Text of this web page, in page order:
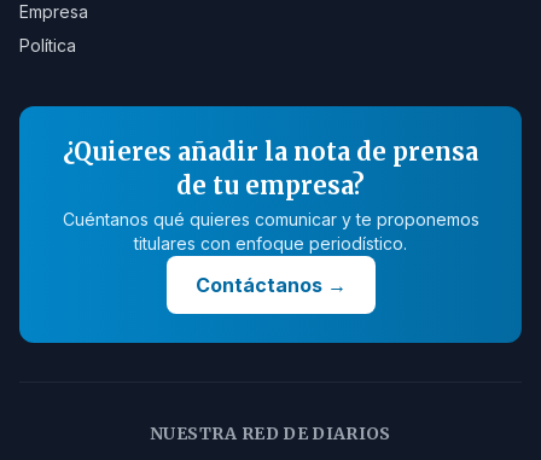
Empresa
Política
¿Quieres añadir la nota de prensa
de tu empresa?
Cuéntanos qué quieres comunicar y te proponemos
titulares con enfoque periodístico.
Contáctanos→
NUESTRA RED DE DIARIOS